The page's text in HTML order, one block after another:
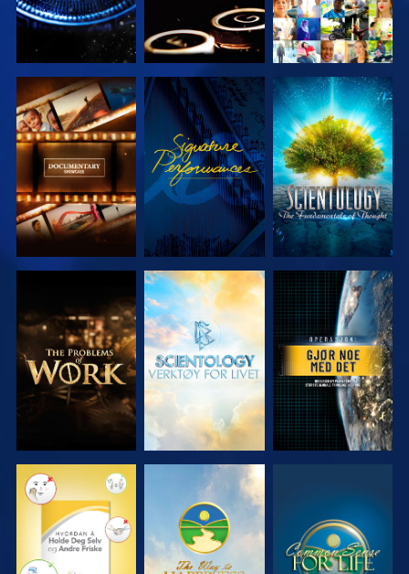
UTFORSK
SERIEN
SE
UTFORSK
SERIEN
UTFORSK
SERIEN
UTFORSK
SERIEN
SE
SE SE SE